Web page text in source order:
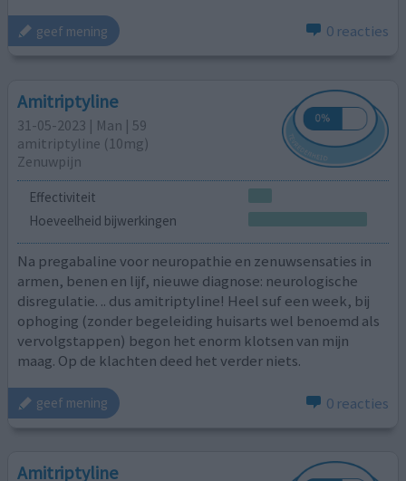
geef mening 0 reacties
Amitriptyline
31-05-2023 | Man | 59
amitriptyline (10mg)
Zenuwpijn
Effectiviteit
Hoeveelheid bijwerkingen
Na pregabaline voor neuropathie en zenuwsensaties in
armen, benen en lijf, nieuwe diagnose: neurologische
disregulatie. .. dus amitriptyline! Heel suf een week, bij
ophoging (zonder begeleiding huisarts wel benoemd als
vervolgstappen) begon het enorm klotsen van mijn
maag. Op de klachten deed het verder niets.
geef mening 0 reacties
Amitriptyline